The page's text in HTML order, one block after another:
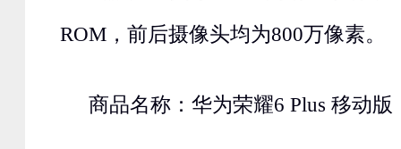
ROM，前后摄像头均为800万像素。
商品名称：华为荣耀6 Plus 移动版